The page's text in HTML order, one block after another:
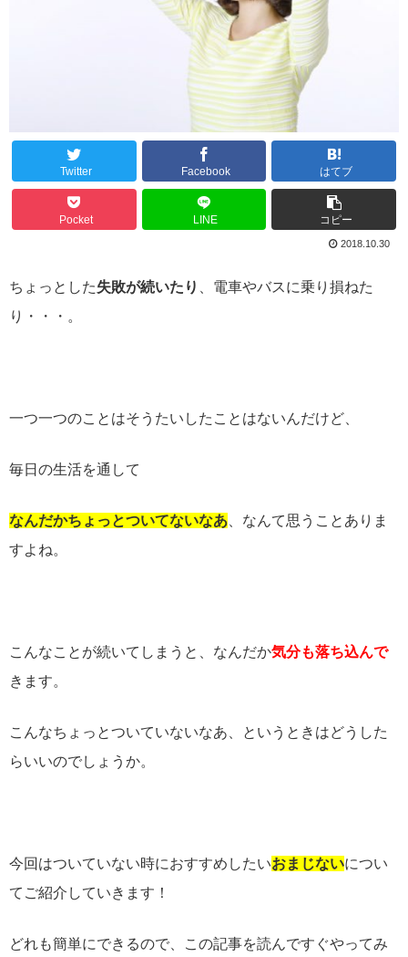
Twitter Facebook はてブ
Pocket LINE コピー
2018.10.30
ちょっとした失敗が続いたり
、電車やバスに乗り損ねた
り・・・。
一つ一つのことはそうたいしたことはないんだけど、
毎日の生活を通して
なんだかちょっとついてないなあ 、なんて思うことありま
すよね。
こんなことが続いてしまうと、なんだか気分も落ち込んで
きます。
こんなちょっとついていないなあ、というときはどうした
らいいのでしょうか。
今回はついていない時におすすめしたいおまじないについ
てご紹介していきます！
どれも簡単にできるので、この記事を読んですぐやってみ